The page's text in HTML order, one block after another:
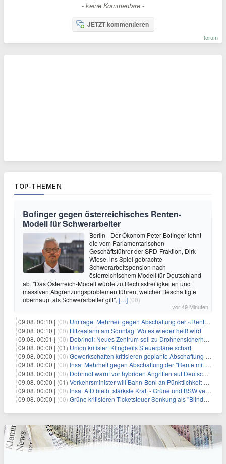
- keine Kommentare -
JETZT kommentieren
forum
TOP-THEMEN
Bofinger gegen österreichisches Renten-
Modell für Schwerarbeiter
Berlin - Der Ökonom Peter Bofinger lehnt
die vom Parlamentarischen
Geschäftsführer der SPD-Fraktion, Dirk
Wiese, ins Spiel gebrachte
Schwerarbeitspension nach
österreichischem Modell für Deutschland
ab. "Das Österreich-Modell würde zu Rechtsstreitigkeiten und
massiven Abgrenzungsproblemen führen, welcher Beschäftigte
überhaupt als Schwerarbeiter gilt", […] (00)
vor 49 Minuten
09.08. 00:10 | (00) Umfrage: Mehrheit gegen Abschaffung der «Rente mit 63»
09.08. 00:10 | (00) Hitzealarm am Sonntag: Wo es wieder heiß wird
09.08. 00:01 | (00) Dobrindt: Neues Zentrum soll zu Drohnensicherheit forschen
09.08. 00:00 | (01) Union kritisiert Klingbeils Steuerpläne scharf
09.08. 00:00 | (00) Gewerkschaften kritisieren geplante Abschaffung der "Rente mit 63"
09.08. 00:00 | (00) Insa: Mehrheit gegen Abschaffung der "Rente mit 63"
09.08. 00:00 | (00) Dobrindt warnt vor hybriden Angriffen auf Deutschland
09.08. 00:00 | (01) Verkehrsminister will Bahn-Boni an Pünktlichkeit koppeln
09.08. 00:00 | (00) Insa: AfD bleibt stärkste Kraft - Grüne und BSW verlieren
09.08. 00:00 | (00) Grüne kritisieren Ticketsteuer-Senkung als "Blindflug"